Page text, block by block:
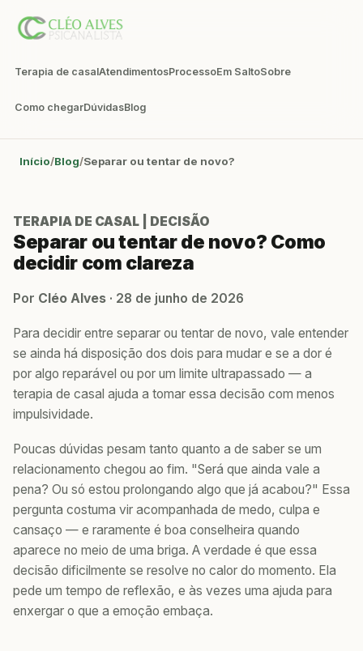
Terapia de casalAtendimentosProcessoEm SaltoSobre
Como chegarDúvidasBlog
Início Blog Separar ou tentar de novo?
TERAPIA DE CASAL | DECISÃO
Separar ou tentar de novo? Como
decidir com clareza
Por Cléo Alves · 28 de junho de 2026
Para decidir entre separar ou tentar de novo, vale entender
se ainda há disposição dos dois para mudar e se a dor é
por algo reparável ou por um limite ultrapassado — a
terapia de casal ajuda a tomar essa decisão com menos
impulsividade.
Poucas dúvidas pesam tanto quanto a de saber se um
relacionamento chegou ao fim. "Será que ainda vale a
pena? Ou só estou prolongando algo que já acabou?" Essa
pergunta costuma vir acompanhada de medo, culpa e
cansaço — e raramente é boa conselheira quando
aparece no meio de uma briga. A verdade é que essa
decisão dificilmente se resolve no calor do momento. Ela
pede um tempo de reflexão, e às vezes uma ajuda para
enxergar o que a emoção embaça.